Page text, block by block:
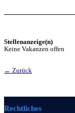
Stellenanzeige(n)
Keine Vakanzen offen
← Zurück
Rechtliches